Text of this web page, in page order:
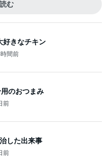
間前
のおつまみ
前
した出来事
前
冬仕様
前